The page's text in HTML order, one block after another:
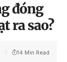
đóng
ra sao?
14 Min Read